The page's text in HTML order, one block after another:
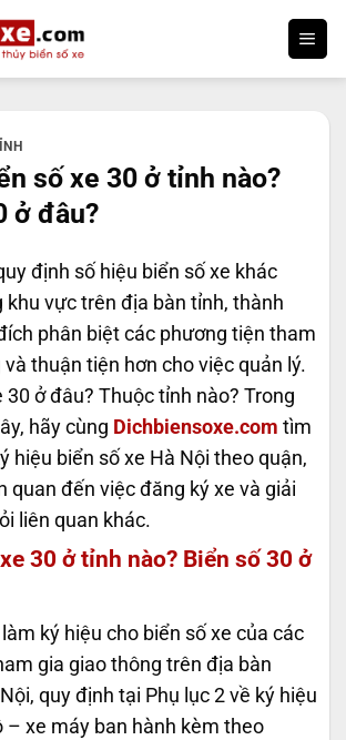
số xe 30 ở tỉnh nào?
ở đâu?
định số hiệu biển số xe khác
khu vực trên địa bàn tỉnh, thành
phân biệt các phương tiện tham
thuận tiện hơn cho việc quản lý.
30 ở đâu? Thuộc tỉnh nào? Trong
hãy cùng Dichbiensoxe.com tìm
hiệu biển số xe Hà Nội theo quận,
quan đến việc đăng ký xe và giải
liên quan khác.
30 ở tỉnh nào? Biển số 30 ở
ký hiệu cho biển số xe của các
gia giao thông trên địa bàn
quy định tại Phụ lục 2 về ký hiệu
– xe máy ban hành kèm theo